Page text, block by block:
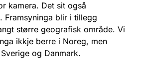
kamera. Det sit også
Framsyninga blir i tillegg
større geografisk område. Vi
ikkje berre i Noreg, men
og Danmark.